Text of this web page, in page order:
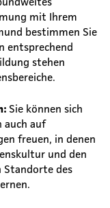
mit Ihrem
bestimmen Sie
entsprechend
stehen
Sie können sich
auch auf
freuen, in denen
und den
Standorte des